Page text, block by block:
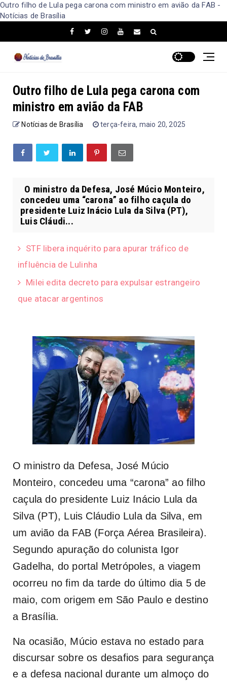
Outro filho de Lula pega carona com ministro em avião da FAB -
Notícias de Brasília
Outro filho de Lula pega carona com
ministro em avião da FAB
Notícias de Brasília terça-feira, maio 20, 2025
O ministro da Defesa, José Múcio Monteiro,
concedeu uma “carona” ao filho caçula do
presidente Luiz Inácio Lula da Silva (PT),
Luis Cláudi...
STF libera inquérito para apurar tráfico de
influência de Lulinha
Milei edita decreto para expulsar estrangeiro
que atacar argentinos
O ministro da Defesa, José Múcio
Monteiro, concedeu uma “carona” ao filho
caçula do presidente Luiz Inácio Lula da
Silva (PT), Luis Cláudio Lula da Silva, em
um avião da FAB (Força Aérea Brasileira).
Segundo apuração do colunista Igor
Gadelha, do portal Metrópoles, a viagem
ocorreu no fim da tarde do último dia 5 de
maio, com origem em São Paulo e destino
a Brasília.
Na ocasião, Múcio estava no estado para
discursar sobre os desafios para segurança
e a defesa nacional durante um almoço do